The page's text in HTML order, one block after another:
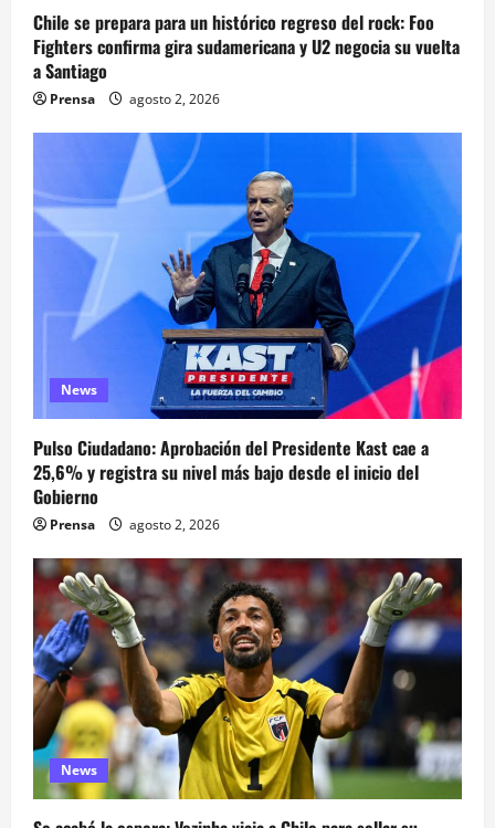
Chile se prepara para un histórico regreso del rock: Foo
Fighters confirma gira sudamericana y U2 negocia su vuelta
a Santiago
Prensa agosto 2, 2026
News
Pulso Ciudadano: Aprobación del Presidente Kast cae a
25,6% y registra su nivel más bajo desde el inicio del
Gobierno
Prensa agosto 2, 2026
News